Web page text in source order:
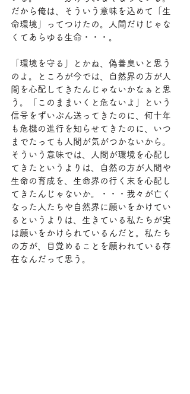
だから俺は、そういう意味を込めて「生
命環境」ってつけたの。人間だけじゃな
くてあらゆる生命・・・。
「環境を守る」とかね、偽善臭いと思う
のよ。ところが今では、自然界の方が人
間を心配してきたんじゃないかなぁと思
う。「このままいくと危ないよ」という
信号をずいぶん送ってきたのに、何十年
も危機の進行を知らせてきたのに、いつ
までたっても人間が気がつかないから。
そういう意味では、人間が環境を心配し
てきたというよりは、自然の方が人間や
生命の育成を、生命界の行く末を心配し
てきたんじゃないか。・・・我々が亡く
なった人たちや自然界に願いをかけてい
るというよりは、生きている私たちが実
は願いをかけられているんだと。私たち
の方が、目覚めることを願われている存
在なんだって思う。